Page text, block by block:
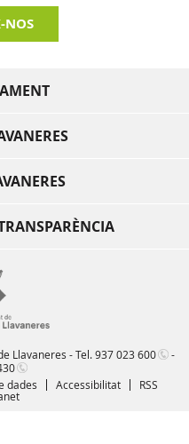
NOS
Llavaneres - Tel.937 023 600
-
dades Accessibilitat
RSS